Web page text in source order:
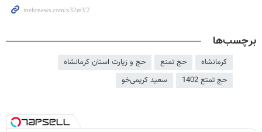
برچسب‌ها
کرمانشاه حج تمتع
حج و زیارت استان کرمانشاه
حج تمتع 1402
سعید کریمی‌خو